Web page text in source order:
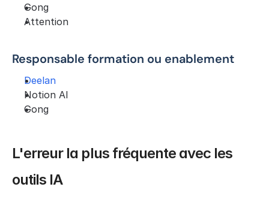
Gong
Attention
Responsable formation ou enablement
Deelan
Notion AI
Gong
L'erreur la plus fréquente avec les
outils IA